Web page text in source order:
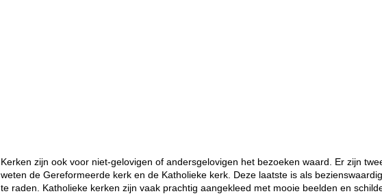
Kerken zijn ook voor niet-gelovigen of andersgelovigen het bezoeken waard. Er zijn
weten de Gereformeerde kerk en de Katholieke kerk. Deze laatste is als
te raden. Katholieke kerken zijn vaak prachtig aangekleed met mooie beelden en